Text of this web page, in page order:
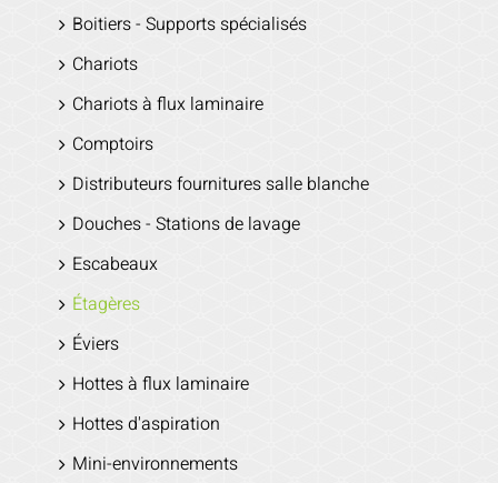
Boitiers - Supports spécialisés
Chariots
Chariots à flux laminaire
Comptoirs
Distributeurs fournitures salle blanche
Douches - Stations de lavage
Escabeaux
Étagères
Éviers
Hottes à flux laminaire
Hottes d'aspiration
Mini-environnements